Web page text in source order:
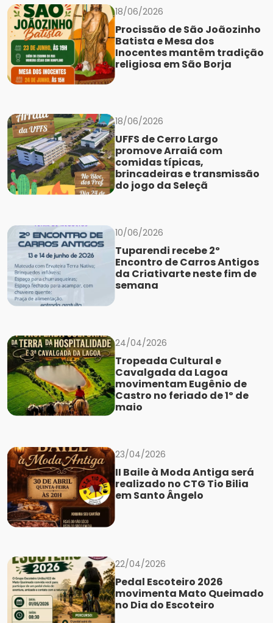
18/06/2026
Procissão de São Joãozinho
Batista e Mesa dos
Inocentes mantêm tradição
religiosa em São Borja
18/06/2026
UFFS de Cerro Largo
promove Arraiá com
comidas típicas,
brincadeiras e transmissão
do jogo da Seleçã
10/06/2026
Tuparendi recebe 2º
Encontro de Carros Antigos
da Criativarte neste fim de
semana
24/04/2026
Tropeada Cultural e
Cavalgada da Lagoa
movimentam Eugênio de
Castro no feriado de 1º de
maio
23/04/2026
II Baile à Moda Antiga será
realizado no CTG Tio Bilia
em Santo Ângelo
22/04/2026
Pedal Escoteiro 2026
movimenta Mato Queimado
no Dia do Escoteiro